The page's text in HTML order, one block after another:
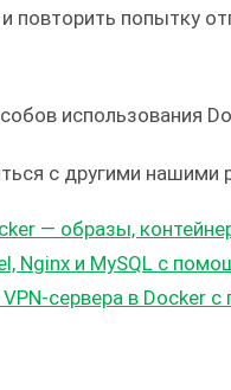
повторить попытку
использования
с другими нашими
— образы,
Nginx и MySQL с
сервера в Docker